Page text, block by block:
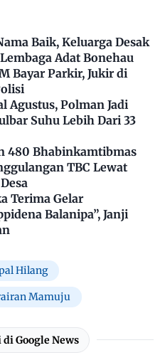
Baik, Keluarga Desak
Adat Bonehau
Bayar Parkir, Jukir di
Agustus, Polman Jadi
Suhu Lebih Dari 33
480 Bhabinkamtibmas
TBC Lewat
Terima Gelar
Balanipa”, Janji
Hilang
Mamuju
Google News